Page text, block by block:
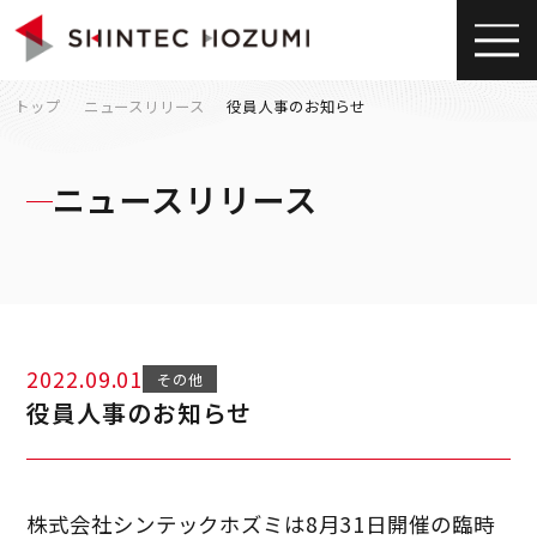
ニュースリリース
トップ ニュースリリース 役員人事のお知らせ
2022.09.01 その他
役員人事のお知らせ
株式会社シンテックホズミは8月31日開催の臨時